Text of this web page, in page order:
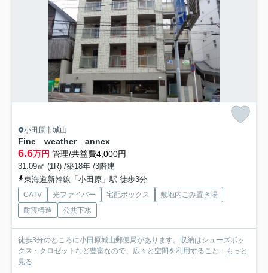
小田原市城山
Fine weather annex
6.6万円 管理/共益費4,000円
31.09㎡ (1R) /築18年 /3階建
東海道新幹線「小田原」駅 徒歩3分
CATV 光ファイバー 宅配ボックス
敷地内ごみ置き場
耐震構造
公共下水
徒歩3分のところに小田原城山郵便局があります。収納はシューズボッ
クス・クロゼットなど豊富なので、広々と空間を利用すること... もっと
見る